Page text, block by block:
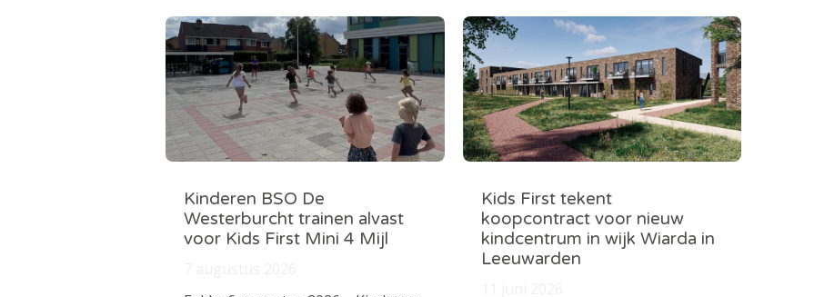
Kinderen BSO De
Westerburcht trainen alvast
voor Kids First Mini 4 Mijl
Kids First tekent
koopcontract voor nieuw
kindcentrum in wijk Wiarda in
Leeuwarden